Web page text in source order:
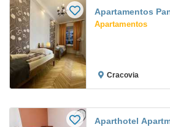
Apartamentos
Apartamentos
Cracovia
Aparthotel